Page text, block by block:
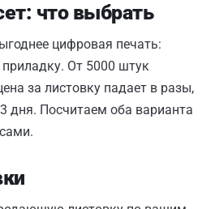
что выбрать
цифровая печать:
приладку. От 5000 штук
за листовку падает в разы,
дня. Посчитаем оба варианта